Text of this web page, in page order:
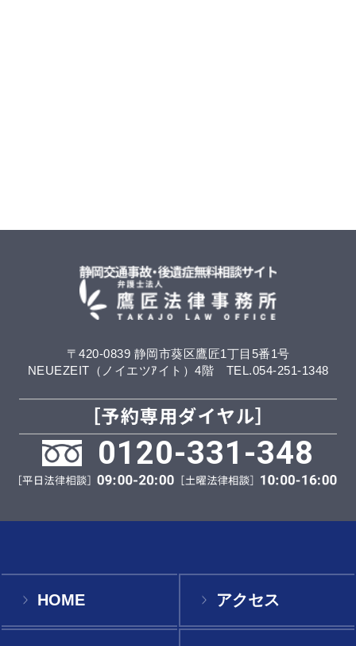
〒420-0839 静岡市葵区鷹匠1丁目5番1号
NEUEZEIT（ノイエツｱイト）4階 TEL.054-251-1348
0120-331-348
HOME アクセス